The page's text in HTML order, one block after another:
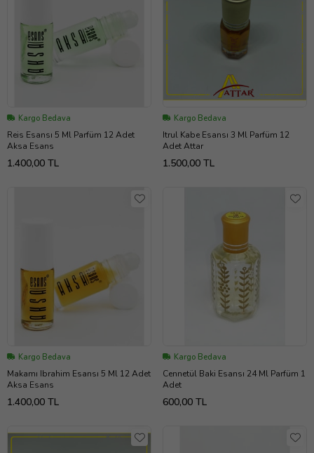
Kargo Bedava
Reis Esansı 5 Ml Parfüm 12 Adet
Aksa Esans
1.400,00 TL
Kargo Bedava
Itrul Kabe Esansı 3 Ml Parfüm 12
Adet Attar
1.500,00 TL
Kargo Bedava
Makamı Ibrahim Esansı 5 Ml 12 Adet
Aksa Esans
1.400,00 TL
Kargo Bedava
Cennetül Baki Esansı 24 Ml Parfüm 1
Adet
600,00 TL